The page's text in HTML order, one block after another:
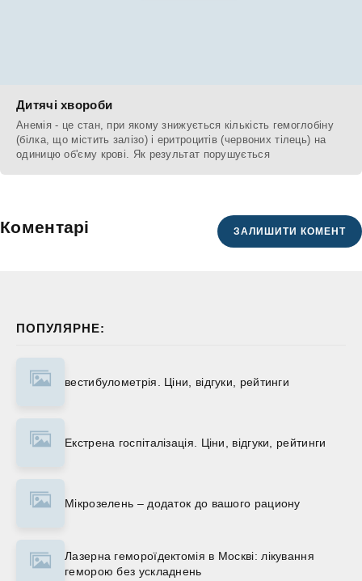
ПОПУЛЯРНЕ:
вестибулометрія. Ціни, відгуки, рейтинги
Екстрена госпіталізація. Ціни, відгуки, рейтинги
Мікрозелень – додаток до вашого рациону
Лазерна гемороїдектомія в Москві: лікування
геморою без ускладнень
Дитячі хвороби
Анемія - це стан, при якому знижується кількість гемоглобіну
(білка, що містить залізо) і еритроцитів (червоних тілець) на
одиницю об'єму крові. Як результат порушується
Коментарі ЗАЛИШИТИ КОМЕНТ